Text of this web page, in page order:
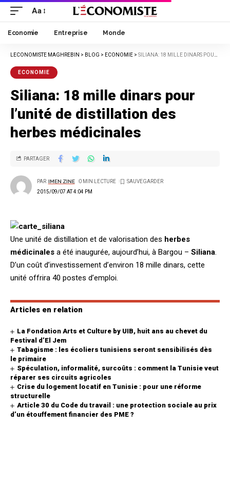
Aa
Economie Entreprise Monde
LECONOMISTE MAGHREBIN > BLOG > ECONOMIE > SILIANA: 18 MILLE DINARS POUR L’UNITÉ DE DISTILLATION DES HERBES MÉDICINALES
ECONOMIE
Siliana: 18 mille dinars pour
l’unité de distillation des
herbes médicinales
2015/09/07 AT 4:04 PM
PAR IMEN ZINE 0 MIN LECTURE
PARTAGER
Une unité de distillation et de valorisation des herbes
médicinales a été inaugurée, aujourd’hui, à Bargou – Siliana.
D’un coût d’investissement d’environ 18 mille dinars, cette
unité offrira 40 postes d’emploi.
Articles en relation
La Fondation Arts et Culture by UIB, huit ans au chevet du
Festival d’El Jem
Tabagisme : les écoliers tunisiens seront sensibilisés dès
le primaire
Spéculation, informalité, surcoûts : comment la Tunisie veut
réparer ses circuits agricoles
Crise du logement locatif en Tunisie : pour une réforme
structurelle
Article 30 du Code du travail : une protection sociale au prix
d’un étouffement financier des PME ?